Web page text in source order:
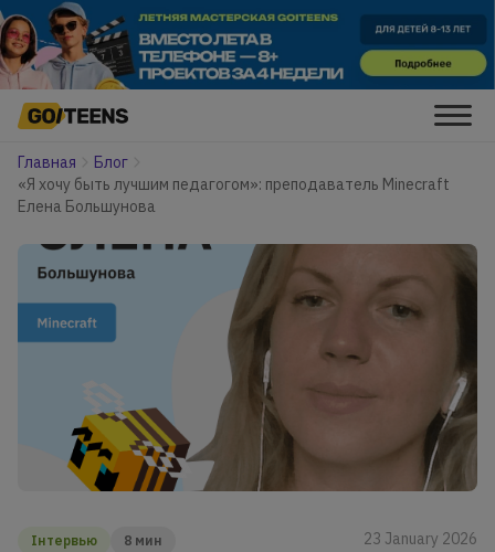
Главная
Блог
«Я хочу быть лучшим педагогом»: преподаватель Minecraft
Елена Большунова
Інтервью 8 мин 23 January 2026